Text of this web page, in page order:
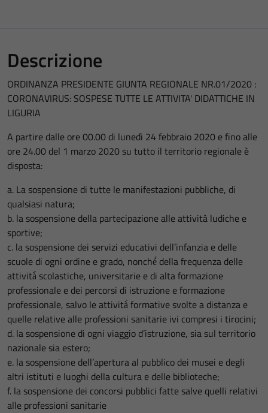
Descrizione
ORDINANZA PRESIDENTE GIUNTA REGIONALE NR.01/2020 :
CORONAVIRUS: SOSPESE TUTTE LE ATTIVITA' DIDATTICHE IN
LIGURIA
A partire dalle ore 00.00 di lunedì 24 febbraio 2020 e fino alle
ore 24.00 del 1 marzo 2020 su tutto il territorio regionale è
disposta:
a. La sospensione di tutte le manifestazioni pubbliche, di
qualsiasi natura;
b. la sospensione della partecipazione alle attività ludiche e
sportive;
c. la sospensione dei servizi educativi dell’infanzia e delle
scuole di ogni ordine e grado, nonché́ della frequenza delle
attività̀ scolastiche, universitarie e di alta formazione
professionale e dei percorsi di istruzione e formazione
professionale, salvo le attività̀ formative svolte a distanza e
quelle relative alle professioni sanitarie ivi compresi i tirocini;
d. la sospensione di ogni viaggio d’istruzione, sia sul territorio
nazionale sia estero;
e. la sospensione dell’apertura al pubblico dei musei e degli
altri istituti e luoghi della cultura e delle biblioteche;
f. la sospensione dei concorsi pubblici fatte salve quelli relativi
alle professioni sanitarie